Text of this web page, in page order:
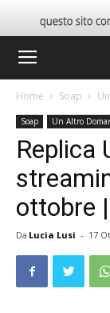
Home Soap
Soap Un Altro
Replica
ottobre
Da Lucia Lusi - 17